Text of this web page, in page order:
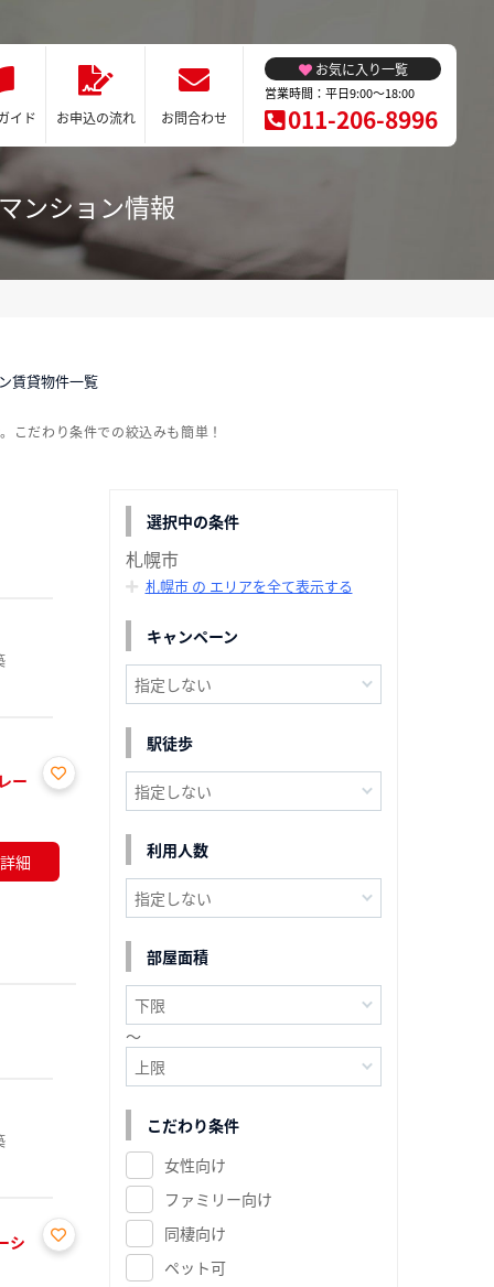
イド お申込の流れ お問合わせ
お気に入り一覧
営業時間：平日9:00～18:00
011-206-8996
ンション情報
賃貸物件一覧
り登
ー
詳細
シ
こだわり条件での絞込みも簡単！
選択中の条件
札幌市
札幌市 の エリアを全て表示する
キャンペーン
駅徒歩
利用人数
部屋面積
～
こだわり条件
女性向け
ファミリー向け
同棲向け
ペット可